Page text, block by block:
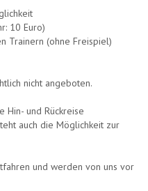
10 Euro)
(ohne Freispiel)
nicht angeboten.
und Rückreise
auch die Möglichkeit zur
und werden von uns vor